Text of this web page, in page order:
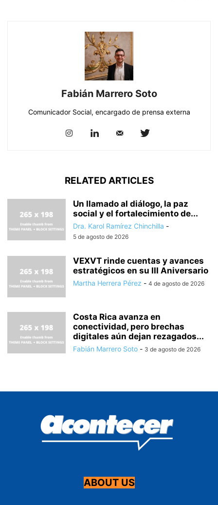
Fabián Marrero Soto
Comunicador Social, encargado de prensa externa
RELATED ARTICLES
Un llamado al diálogo, la paz
social y el fortalecimiento de...
Dra. Karol Ramírez Chinchilla -
5 de agosto de 2026
VEXVT rinde cuentas y avances
estratégicos en su III Aniversario
Martha Herrera Pérez - 4 de agosto de 2026
Costa Rica avanza en
conectividad, pero brechas
digitales aún dejan rezagados...
Fabián Marrero Soto - 3 de agosto de 2026
ABOUT US